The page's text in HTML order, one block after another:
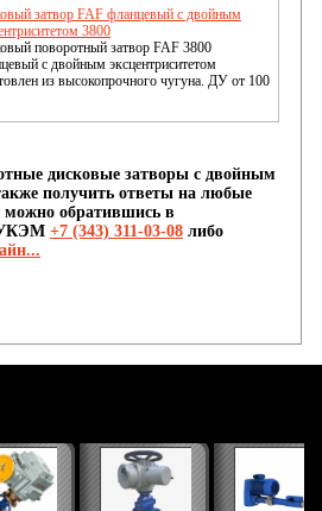
затвор FAF фланцевый с двойным
3800
поворотный затвор FAF 3800
с двойным эксцентриситетом
из высокопрочного чугуна. ДУ от 100
дисковые затворы с двойным
получить ответы на любые
можно обратившись в
УКЭМ +7 (343) 311-03-08 либо